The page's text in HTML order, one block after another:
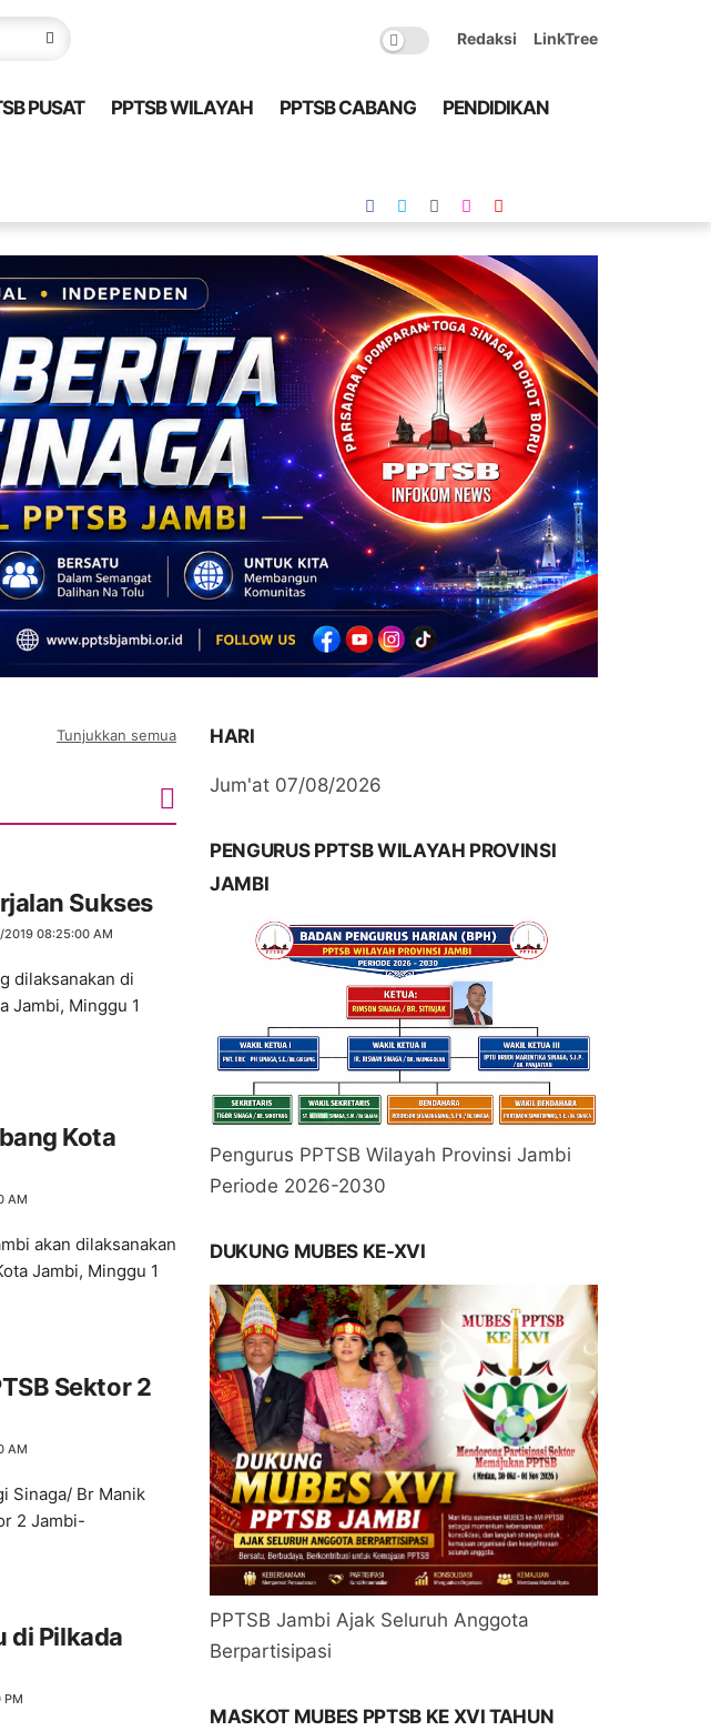
Redaksi LinkTree
PUSAT PPTSB WILAYAH PPTSB CABANG PENDIDIKAN
Tunjukkan semua
Sukses
2019 08:25:00 AM
dilaksanakan di
Jambi, Minggu 1
Kota
AM
akan dilaksanakan
Jambi, Minggu 1
Sektor 2
AM
Sinaga/ Br Manik
2 Jambi-
di Pilkada
PM
HARI
Jum'at 07/08/2026
PENGURUS PPTSB WILAYAH PROVINSI
JAMBI
Pengurus PPTSB Wilayah Provinsi Jambi
Periode 2026-2030
DUKUNG MUBES KE-XVI
PPTSB Jambi Ajak Seluruh Anggota
Berpartisipasi
MASKOT MUBES PPTSB KE XVI TAHUN